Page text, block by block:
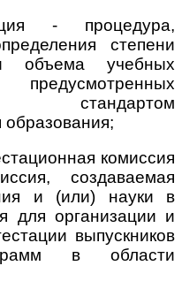
- процедура,
степени
объема учебных
стандартом
образования;
комиссия
создаваемая
и (или) науки в
для организации и
выпускников
в области